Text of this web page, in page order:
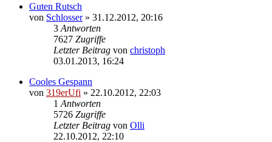
Guten Rutsch
von Schlosser» 31.12.2012, 20:16
3 Antworten
7627 Zugriffe
Letzter Beitrag von christoph
03.01.2013, 16:24
Cooles Gespann
von 319erUfi » 22.10.2012, 22:03
1 Antworten
5726 Zugriffe
Letzter Beitrag von Olli
22.10.2012, 22:10